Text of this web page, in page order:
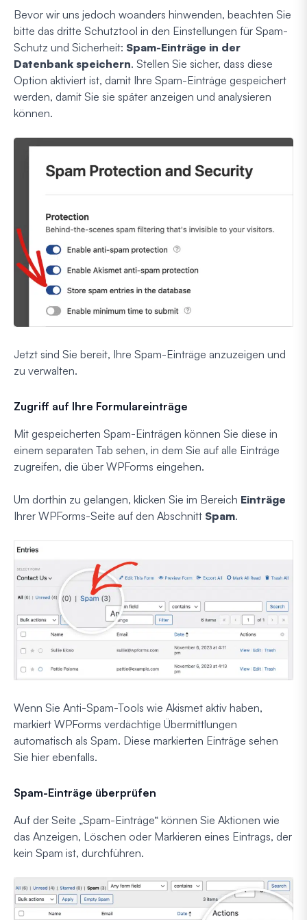
Bevor wir uns jedoch woanders hinwenden, beachten Sie
bitte das dritte Schutztool in den Einstellungen für Spam-
Schutz und Sicherheit: Spam-Einträge in der
Datenbank speichern. Stellen Sie sicher, dass diese
Option aktiviert ist, damit Ihre Spam-Einträge gespeichert
werden, damit Sie sie später anzeigen und analysieren
können.
Jetzt sind Sie bereit, Ihre Spam-Einträge anzuzeigen und
zu verwalten.
Zugriff auf Ihre Formulareinträge
Mit gespeicherten Spam-Einträgen können Sie diese in
einem separaten Tab sehen, in dem Sie auf alle Einträge
zugreifen, die über WPForms eingehen.
Um dorthin zu gelangen, klicken Sie im Bereich Einträge
Ihrer WPForms-Seite auf den Abschnitt Spam.
Wenn Sie Anti-Spam-Tools wie Akismet aktiv haben,
markiert WPForms verdächtige Übermittlungen
automatisch als Spam. Diese markierten Einträge sehen
Sie hier ebenfalls.
Spam-Einträge überprüfen
Auf der Seite „Spam-Einträge“ können Sie Aktionen wie
das Anzeigen, Löschen oder Markieren eines Eintrags, der
kein Spam ist, durchführen.